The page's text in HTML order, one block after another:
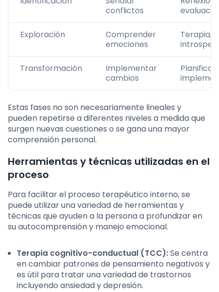
conflictos
Exploración
Comprender
emociones
Terapia,
Transformación
Implementar
cambios
Estas fases no son necesariamente lineales y
pueden repetirse a diferentes niveles a medida que
surgen nuevas cuestiones o se gana una mayor
comprensión personal.
Herramientas y técnicas utilizadas en el
proceso
Para facilitar el proceso terapéutico interno, se
puede utilizar una variedad de herramientas y
técnicas que ayuden a la persona a profundizar en
su autocomprensión y manejo emocional.
Terapia cognitivo-conductual (TCC):Se centra
en cambiar patrones de pensamiento negativos y
es útil para tratar una variedad de trastornos
incluyendo ansiedad y depresión.